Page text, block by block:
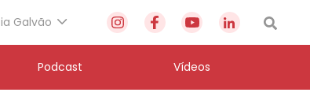
Galvão
Podcast Vídeos